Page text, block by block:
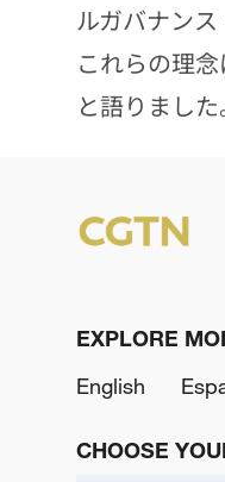
ルガバナン
これらの理
と語りました
EXPLORE
English
CHOOSE